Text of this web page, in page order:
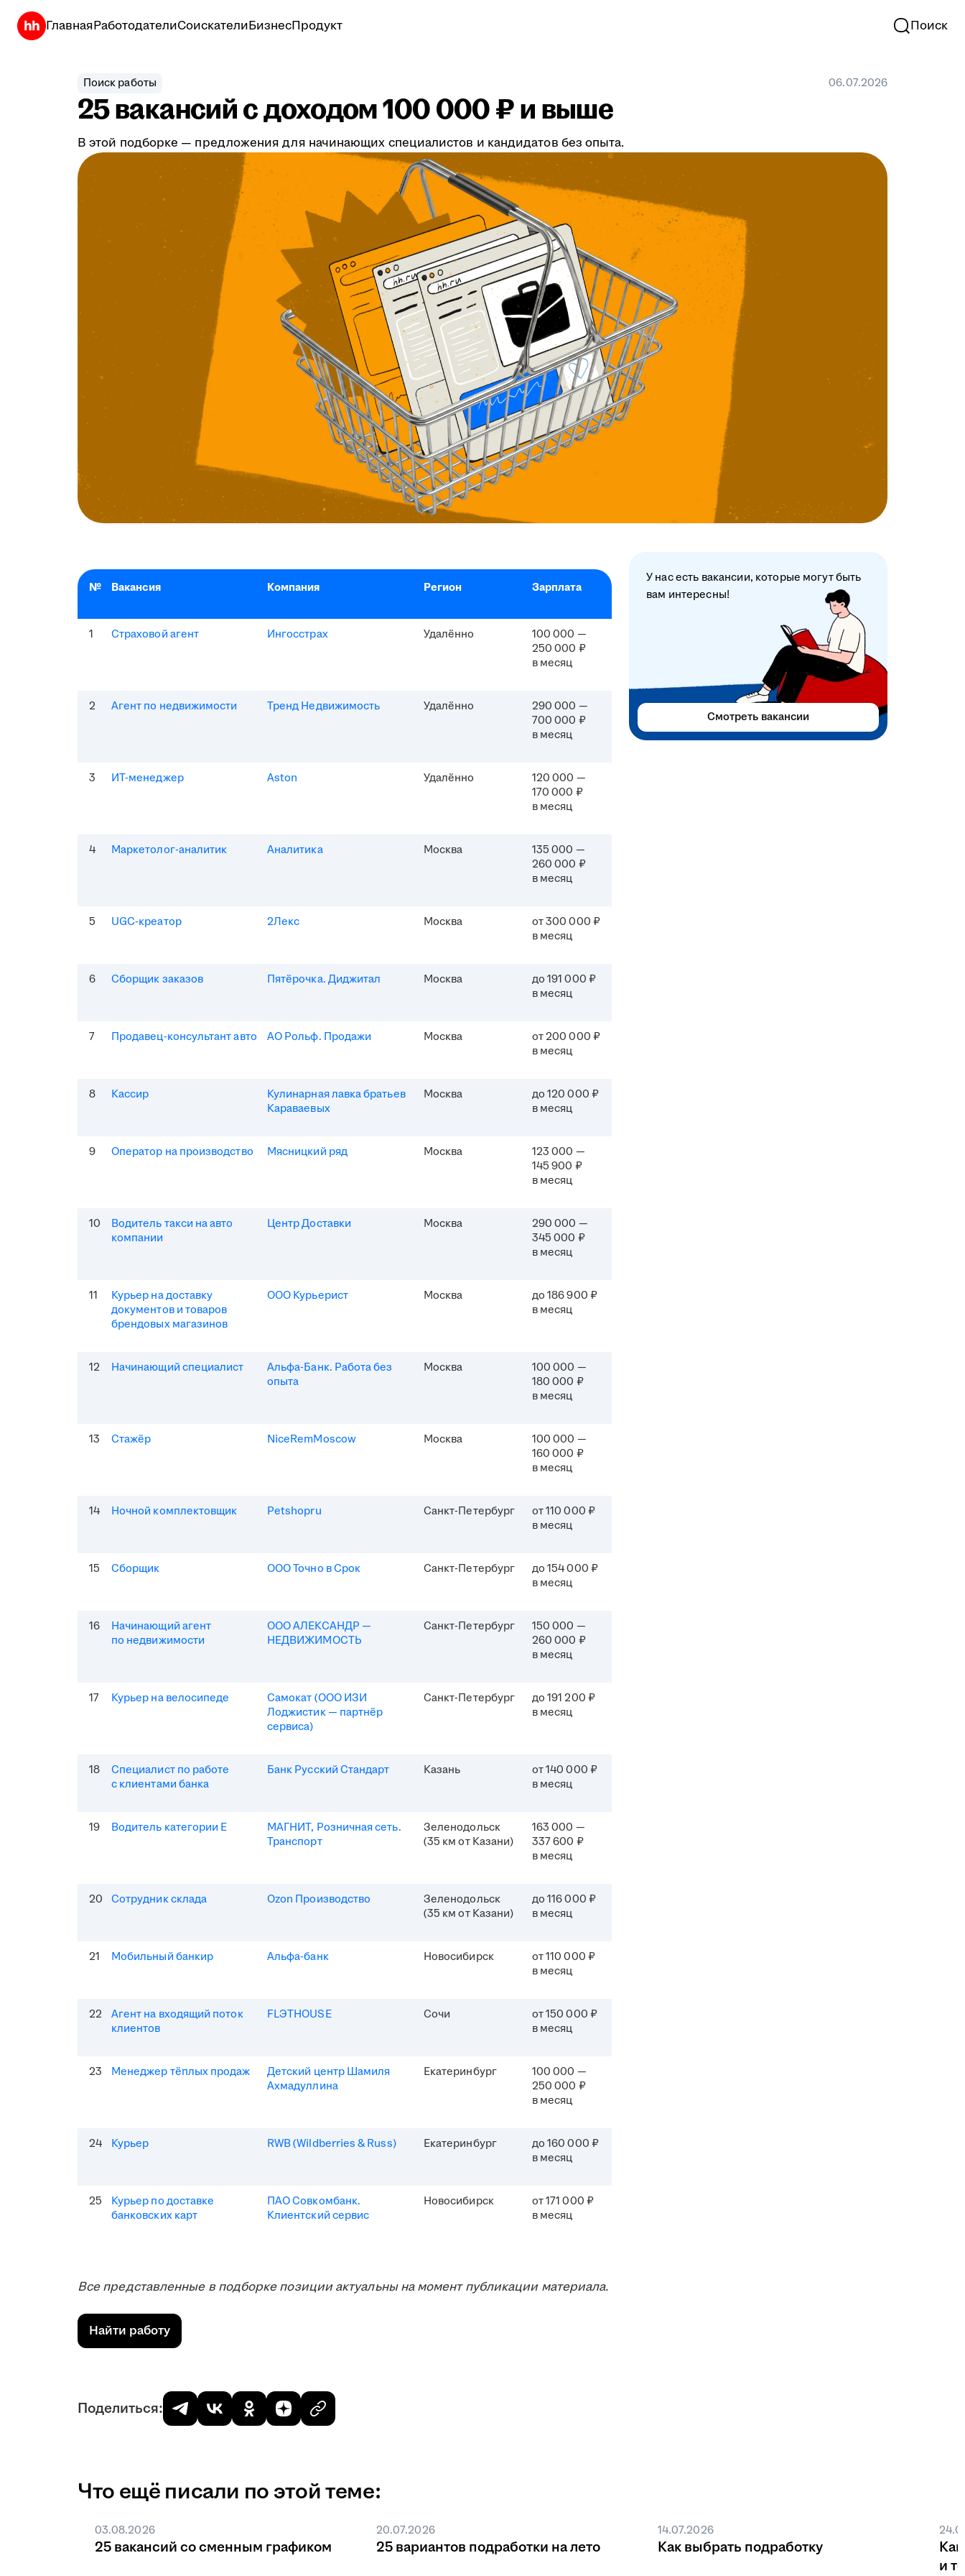
ГлавнаяРаботодателиСоискателиБизнесПродукт Поиск
Поиск работы 06.07.2026
25 вакансий с доходом 100 000 ₽ и выше
В этой подборке — предложения для начинающих специалистов и кандидатов без опыта.
№ Вакансия Компания Регион Зарплата
1 Страховой агент Ингосстрах Удалённо
100 000 —
250 000 ₽
в месяц
2 Агент по недвижимости Тренд Недвижимость Удалённо
290 000 —
700 000 ₽
в месяц
3 ИТ-менеджер Aston Удалённо
120 000 —
170 000 ₽
в месяц
4 Маркетолог-аналитик Аналитика Москва
135 000 —
260 000 ₽
в месяц
5 UGC-креатор 2Лекс Москва
от 300 000 ₽
в месяц
6 Сборщик заказов Пятёрочка. Диджитал Москва
до 191 000 ₽
в месяц
7 Продавец-консультант авто АО Рольф. Продажи Москва
от 200 000 ₽
в месяц
8 Кассир
Кулинарная лавка братьев
Караваевых
Москва
до 120 000 ₽
в месяц
9 Оператор на производство Мясницкий ряд Москва
123 000 —
145 900 ₽
в месяц
10
Водитель такси на авто
компании
Центр Доставки Москва
290 000 —
345 000 ₽
в месяц
11
Курьер на доставку
документов и товаров
брендовых магазинов
ООО Курьерист Москва
до 186 900 ₽
в месяц
12 Начинающий специалист
Альфа-Банк. Работа без
опыта
Москва
100 000 —
180 000 ₽
в месяц
13 Стажёр NiceRemMoscow Москва
100 000 —
160 000 ₽
в месяц
14 Ночной комплектовщик Petshopru Санкт-Петербург
от 110 000 ₽
в месяц
15 Сборщик ООО Точно в Срок Санкт-Петербург
до 154 000 ₽
в месяц
16
Начинающий агент
по недвижимости
ООО АЛЕКСАНДР —
НЕДВИЖИМОСТЬ
Санкт-Петербург
150 000 —
260 000 ₽
в месяц
17 Курьер на велосипеде
Самокат (ООО ИЗИ
Лоджистик — партнёр
сервиса)
Санкт-Петербург
до 191 200 ₽
в месяц
18
Специалист по работе
с клиентами банка
Банк Русский Стандарт Казань
от 140 000 ₽
в месяц
19 Водитель категории Е
МАГНИТ, Розничная сеть.
Транспорт
Зеленодольск
(35 км от Казани)
163 000 —
337 600 ₽
в месяц
20 Сотрудник склада Ozon Производство
Зеленодольск
(35 км от Казани)
до 116 000 ₽
в месяц
21 Мобильный банкир Альфа-банк Новосибирск
от 110 000 ₽
в месяц
22
Агент на входящий поток
клиентов
FLЭTHOUSE Сочи
от 150 000 ₽
в месяц
23 Менеджер тёплых продаж
Детский центр Шамиля
Ахмадуллина
Екатеринбург
100 000 —
250 000 ₽
в месяц
24 Курьер RWB (Wildberries & Russ) Екатеринбург
до 160 000 ₽
в месяц
25
Курьер по доставке
банковских карт
ПАО Совкомбанк.
Клиентский сервис
Новосибирск
от 171 000 ₽
в месяц
Все представленные в подборке позиции актуальны на момент публикации материала.
Найти работу
У нас есть вакансии, которые могут быть
вам интересны!
Смотреть вакансии
Поделиться:
Что ещё писали по этой теме:
03.08.2026
25 вакансий со сменным графиком
20.07.2026
25 вариантов подработки на лето
14.07.2026
Как выбрать подработку
и